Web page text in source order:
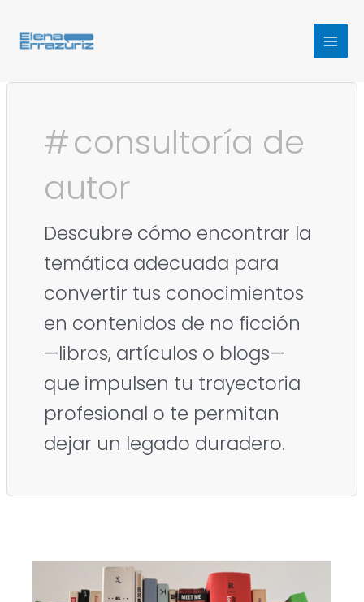
contenido
consultoría de
autor
Descubre cómo encontrar la
temática adecuada para
convertir tus conocimientos
en contenidos de no ficción
—libros, artículos o blogs—
que impulsen tu trayectoria
profesional o te permitan
dejar un legado duradero.
quieres